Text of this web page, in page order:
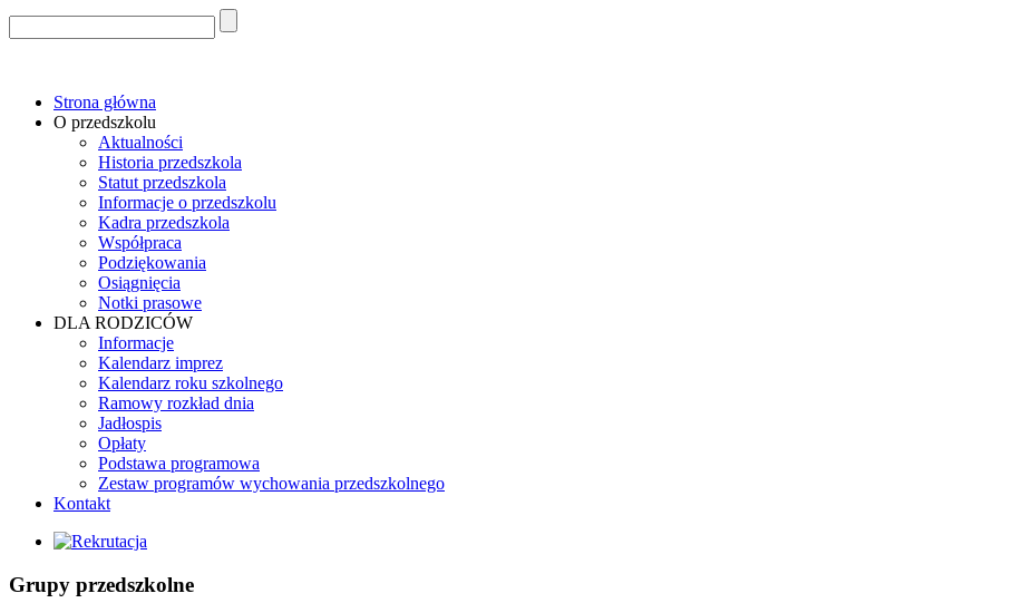
Strona główna
O przedszkolu
Aktualności
Historia przedszkola
Statut przedszkola
Informacje o przedszkolu
Kadra przedszkola
Współpraca
Podziękowania
Osiągnięcia
Notki prasowe
DLA RODZICÓW
Informacje
Kalendarz imprez
Kalendarz roku szkolnego
Ramowy rozkład dnia
Jadłospis
Opłaty
Podstawa programowa
Zestaw programów wychowania przedszkolnego
Kontakt
Grupy przedszkolne